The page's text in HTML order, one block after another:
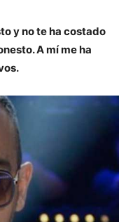
y no te ha costado
A mí me ha